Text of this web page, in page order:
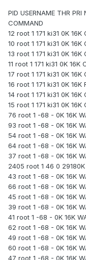
PID USERNAME THR
COMMAND
12 root 1 171 ki31 0K
10 root 1 171 ki31 0K
13 root 1 171 ki31 0K
11 root 1 171 ki31 0K
17 root 1 171 ki31 0K
16 root 1 171 ki31 0K
14 root 1 171 ki31 0K
15 root 1 171 ki31 0K
76 root 1 -68 - 0K 16K
93 root 1 -68 - 0K 16K
54 root 1 -68 - 0K 16K
64 root 1 -68 - 0K 16K
37 root 1 -68 - 0K 16K
2405 root 1 46 0
43 root 1 -68 - 0K 16K
66 root 1 -68 - 0K 16K
45 root 1 -68 - 0K 16K
39 root 1 -68 - 0K 16K
41 root 1 -68 - 0K 16K
62 root 1 -68 - 0K 16K
49 root 1 -68 - 0K 16K
60 root 1 -68 - 0K 16K
47 root 1 -68 - 0K 16K